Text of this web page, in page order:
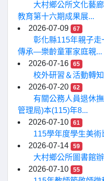
大村鄉公所文化藝
教育第十六期成果展...
2026-07-09
67
彰化縣115年親子
傳承—樂齡童軍家庭親...
2026-07-16
65
校外研習＆活動轉知
2026-07-20
62
有關公務人員退休
管理局)本(115)年8...
2026-07-10
61
115學年度學生美術
2026-07-14
59
大村鄉公所圖書館
2026-07-10
55